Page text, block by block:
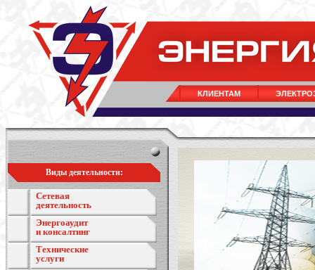
КЛИЕНТАМ
Виды деятельности:
Сетевая
деятельность
Энергоаудит
и консалтинг
Технические
услуги